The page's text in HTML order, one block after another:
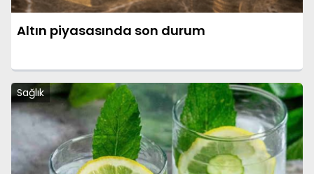
Altın piyasasında son durum
Sağlık